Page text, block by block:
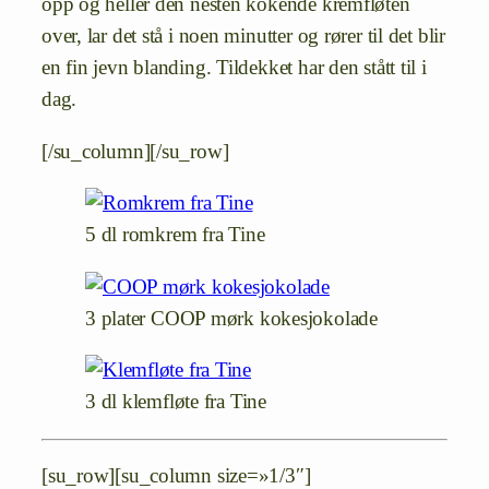
opp og heller den nesten kokende kremfløten
over, lar det stå i noen minutter og rører til det blir
en fin jevn blanding. Tildekket har den stått til i
dag.
[/su_column][/su_row]
5 dl romkrem fra Tine
3 plater COOP mørk kokesjokolade
3 dl klemfløte fra Tine
[su_row][su_column size=»1/3″]